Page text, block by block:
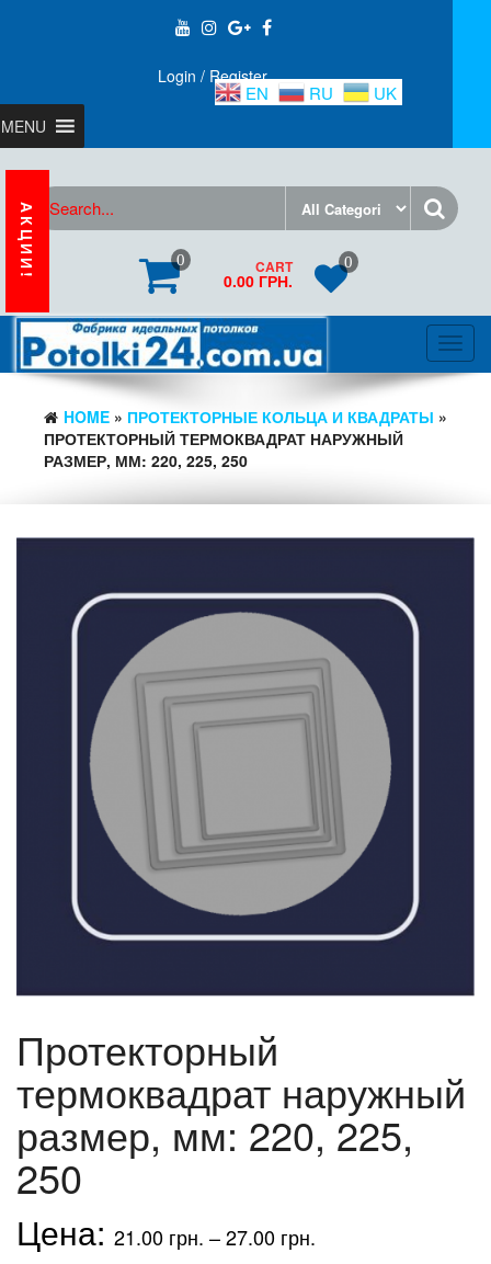
АКЦИИ!
Login / Register
MENU
0 CART
0.00 ГРН.
0
HOME » ПРОТЕКТОРНЫЕ КОЛЬЦА И КВАДРАТЫ »
ПРОТЕКТОРНЫЙ ТЕРМОКВАДРАТ НАРУЖНЫЙ
РАЗМЕР, ММ: 220, 225, 250
Протекторный
термоквадрат наружный
размер, мм: 220, 225,
250
21.00 грн. –27.00 грн.
EN RU UK